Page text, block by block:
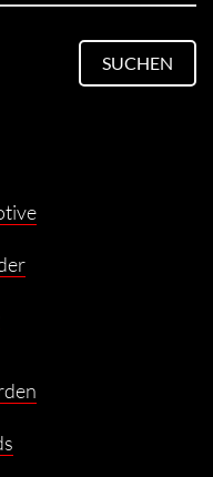
SUCHEN